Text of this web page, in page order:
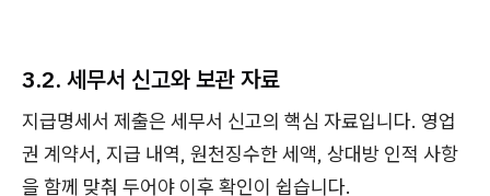
3.2. 세무서 신고와 보관 자료
지급명세서 제출은 세무서 신고의 핵심 자료입니다. 영업
권 계약서, 지급 내역, 원천징수한 세액, 상대방 인적 사항
을 함께 맞춰 두어야 이후 확인이 쉽습니다.